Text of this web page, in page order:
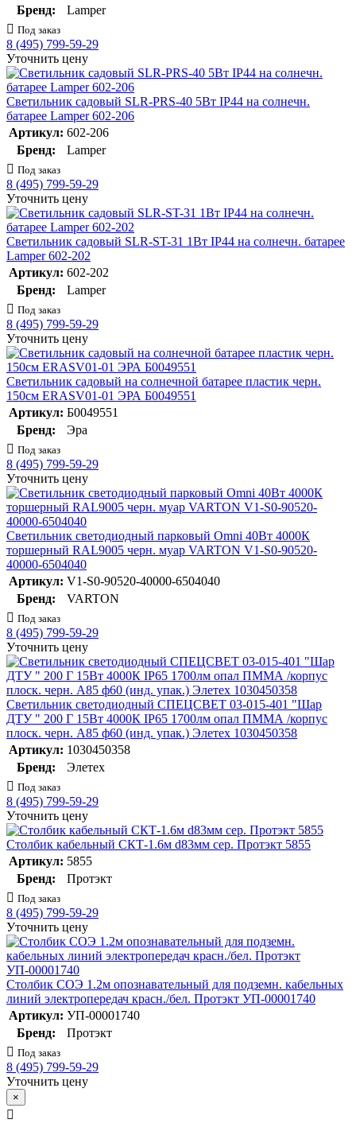
Бренд: Lamper
Под заказ
8 (495) 799-59-29
Уточнить цену
Светильник садовый SLR-PRS-40 5Вт IP44 на солнечн.
батарее Lamper 602-206
Артикул: 602-206
Бренд:
Lamper
Под заказ
8 (495) 799-59-29
Уточнить цену
Светильник садовый SLR-ST-31 1Вт IP44 на солнечн. батарее
Lamper 602-202
Артикул: 602-202
Бренд:
Lamper
Под заказ
8 (495) 799-59-29
Уточнить цену
Светильник садовый на солнечной батарее пластик черн.
150см ERASV01-01 ЭРА Б0049551
Артикул: Б0049551
Бренд:
Эра
Под заказ
8 (495) 799-59-29
Уточнить цену
Светильник светодиодный парковый Omni 40Вт 4000К
торшерный RAL9005 черн. муар VARTON V1-S0-90520-
40000-6504040
Артикул: V1-S0-90520-40000-6504040
Бренд:
VARTON
Под заказ
8 (495) 799-59-29
Уточнить цену
Светильник светодиодный СПЕЦСВЕТ 03-015-401 "Шар
ДТУ " 200 Г 15Вт 4000К IP65 1700лм опал ПММА /корпус
плоск. черн. А85 ф60 (инд. упак.) Элетех 1030450358
Артикул: 1030450358
Бренд:
Элетех
Под заказ
8 (495) 799-59-29
Уточнить цену
Столбик кабельный СКТ-1.6м d83мм сер. Протэкт 5855
Артикул: 5855
Бренд:
Протэкт
Под заказ
8 (495) 799-59-29
Уточнить цену
Столбик СОЭ 1.2м опознавательный для подземн. кабельных
линий электропередач красн./бел. Протэкт УП-00001740
Артикул: УП-00001740
Бренд:
Протэкт
Под заказ
8 (495) 799-59-29
Уточнить цену
×